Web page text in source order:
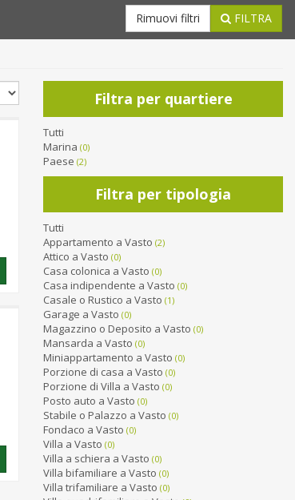
FILTRA
Rimuovi filtri
Filtra per quartiere
Tutti
Marina (0)
Paese (2)
Filtra per tipologia
Tutti
Appartamento a Vasto (2)
Attico a Vasto (0)
Casa colonica a Vasto (0)
Casa indipendente a Vasto (0)
Casale o Rustico a Vasto (1)
Garage a Vasto (0)
Magazzino o Deposito a Vasto (0)
Mansarda a Vasto (0)
Miniappartamento a Vasto (0)
Porzione di casa a Vasto (0)
Porzione di Villa a Vasto (0)
Posto auto a Vasto (0)
Stabile o Palazzo a Vasto (0)
Fondaco a Vasto (0)
Villa a Vasto (0)
Villa a schiera a Vasto (0)
Villa bifamiliare a Vasto (0)
Villa trifamiliare a Vasto (0)